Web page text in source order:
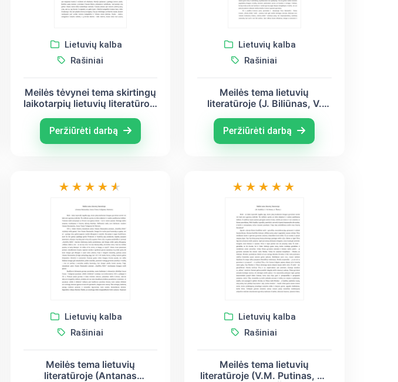
Lietuvių kalba
Rašiniai
Meilės tėvynei tema skirtingų
laikotarpių lietuvių literatūroje
Bronius Krivickas)
Peržiūrėti darbą
Lietuvių kalba
Rašiniai
Meilės tema lietuvių
literatūroje (J. Biliūnas, V.
Škėma)
Peržiūrėti darbą
Lietuvių kalba
Rašiniai
Meilės tema lietuvių
literatūroje (Antanas
Lietuvių kalba
Rašiniai
Meilės tema lietuvių
literatūroje (V.M. Putinas, M.